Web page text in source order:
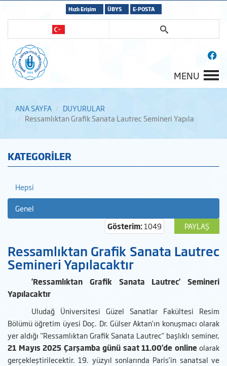
Hızlı Erişim ÜBYS E-POSTA
MENU
ANA SAYFA
DUYURULAR
Ressamlıktan Grafik Sanata Lautrec Semineri Yapıla
KATEGORİLER
Hepsi
Genel
PAYLAŞ
Gösterim:1049
Ressamlıktan Grafik Sanata Lautrec
Semineri Yapılacaktır
'Ressamlıktan Grafik Sanata Lautrec' Semineri
Yapılacaktır
Uludağ Üniversitesi Güzel Sanatlar Fakültesi Resim
Bölümü öğretim üyesi Doç. Dr. Gülser Aktan’ın konuşmacı olarak
yer aldığı "Ressamlıktan Grafik Sanata Lautrec" başlıklı seminer,
21 Mayıs 2025 Çarşamba günü saat 11.00’de onlineolarak
gerçekleştirilecektir. 19. yüzyıl sonlarında Paris’in sanatsal ve